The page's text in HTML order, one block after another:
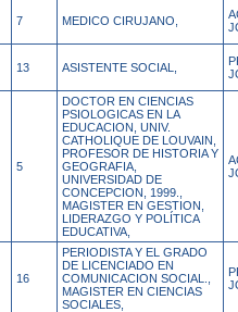
7 MEDICO CIRUJANO,
13 ASISTENTE SOCIAL,
5
DOCTOR EN CIENCIAS
PSIOLOGICAS EN LA
EDUCACION, UNIV.
CATHOLIQUE DE LOUVAIN,
PROFESOR DE HISTORIA Y
GEOGRAFIA,
UNIVERSIDAD DE
CONCEPCION, 1999.,
MAGISTER EN GESTION,
LIDERAZGO Y POLÍTICA
EDUCATIVA,
16
PERIODISTA Y EL GRADO
DE LICENCIADO EN
COMUNICACION SOCIAL.,
MAGISTER EN CIENCIAS
SOCIALES,